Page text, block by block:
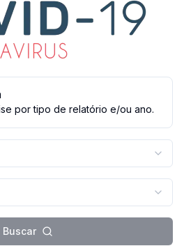
por tipo de relatório e/ou ano.
Buscar